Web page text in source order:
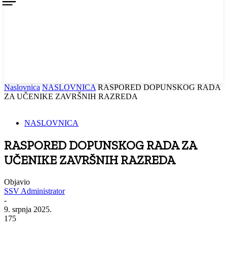
Naslovnica NASLOVNICA RASPORED DOPUNSKOG RADA
ZA UČENIKE ZAVRŠNIH RAZREDA
NASLOVNICA
RASPORED DOPUNSKOG RADA ZA
UČENIKE ZAVRŠNIH RAZREDA
Objavio
SSV Administrator
-
9. srpnja 2025.
175